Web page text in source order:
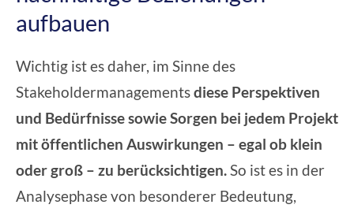
aufbauen
Wichtig ist es daher, im Sinne des
Stakeholdermanagementsdiese Perspektiven
und Bedürfnisse sowie Sorgen bei jedem Projekt
mit öffentlichen Auswirkungen – egal ob klein
oder groß – zu berücksichtigen.So ist es in der
Analysephase von besonderer Bedeutung,